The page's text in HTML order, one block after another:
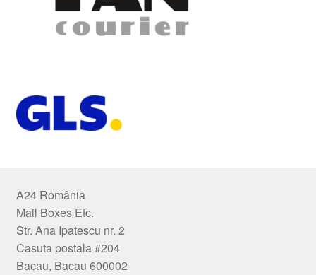
A24 România
Mail Boxes Etc.
Str. Ana Ipatescu nr. 2
Casuta postala #204
Bacau, Bacau 600002